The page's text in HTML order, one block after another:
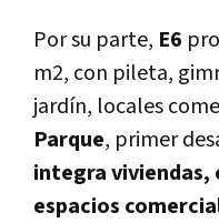
Por su parte, E6
m2, con pileta,
jardín, locales
Parque, primer
integra viviendas,
espacios